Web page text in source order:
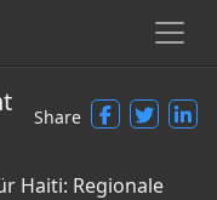
Share
Haiti: Regionale